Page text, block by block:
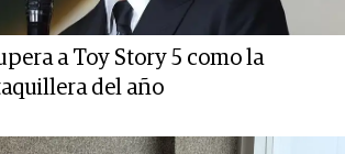
a Toy Story 5 como la
del año